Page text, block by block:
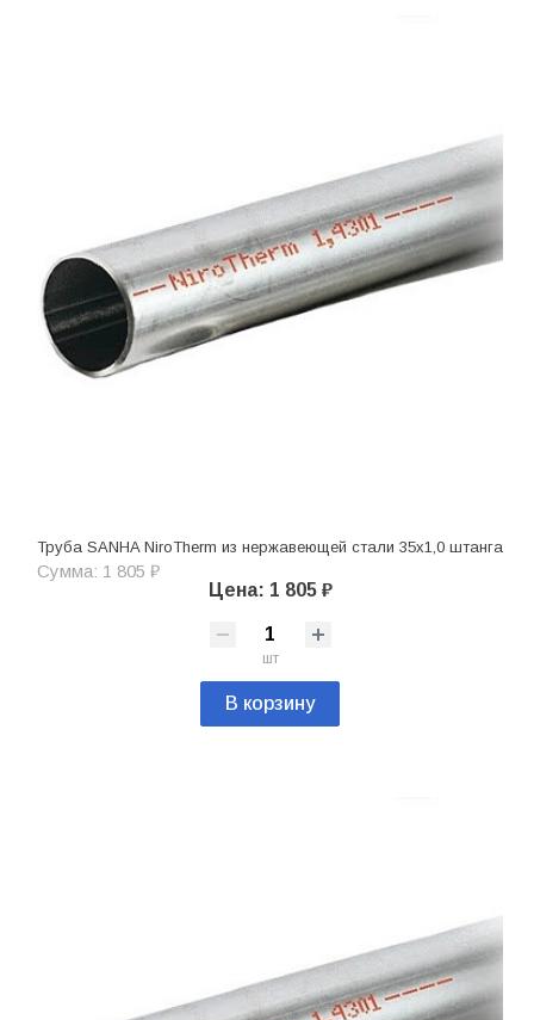
Труба SANHA NiroTherm из нержавеющей стали 35х1,0 штанга
Сумма: 1 805 ₽
Цена: 1 805 ₽
шт
В корзину